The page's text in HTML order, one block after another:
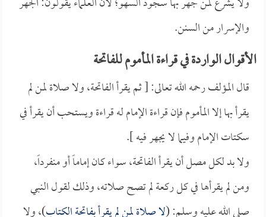
والإسرار من السنن.
الأقوال الواردة في قراءة المأموم للفاتحة
قال المؤلف رحمه الله تعالى: [ ثم يقرأ الفاتحة، ولا صلاة لمن لم
يقرأ بها إلا المأموم فإن قراءة الإمام له قراءة ويستحب أن يقرأ في
سكتات الإمام وفيما لا يجهر فيه ].
ولا بد لكل مصل أن يقرأ الفاتحة، سواء كان إماماً أو منفرداً،
ومن لم يقرأها في كل ركعة لم تصح صلاته، وذلك لقول النبي